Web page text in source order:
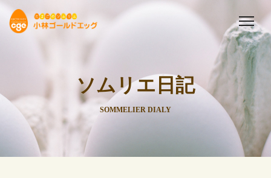
ソムリエ日記
SOMMELIER DIALY